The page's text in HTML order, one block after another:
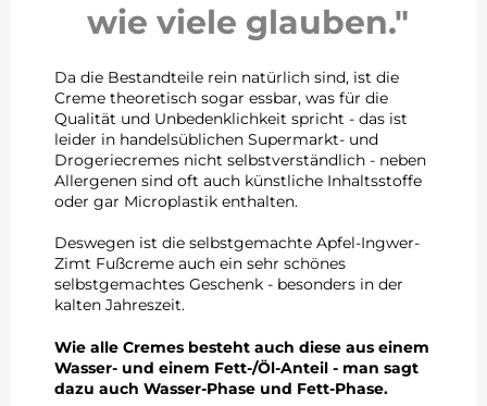
wie viele glauben."
Da die Bestandteile rein natürlich sind, ist die
Creme theoretisch sogar essbar, was für die
Qualität und Unbedenklichkeit spricht - das ist
leider in handelsüblichen Supermarkt- und
Drogeriecremes nicht selbstverständlich - neben
Allergenen sind oft auch künstliche Inhaltsstoffe
oder gar Microplastik enthalten.
Deswegen ist die selbstgemachte Apfel-Ingwer-
Zimt Fußcreme auch ein sehr schönes
selbstgemachtes Geschenk - besonders in der
kalten Jahreszeit.
Wie alle Cremes besteht auch diese aus einem
Wasser- und einem Fett-/Öl-Anteil - man sagt
dazu auch Wasser-Phase und Fett-Phase.